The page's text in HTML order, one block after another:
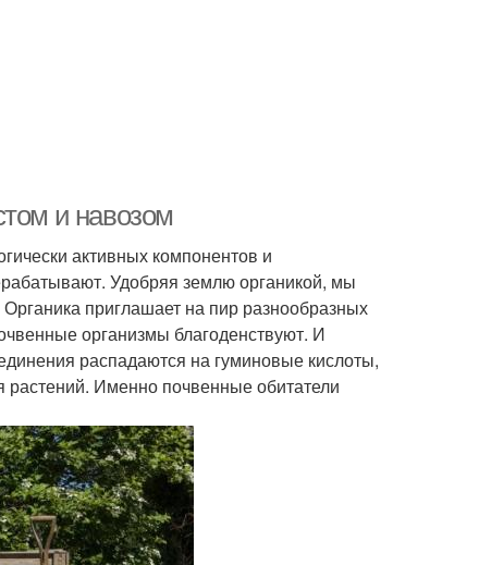
и навозом
активных компонентов и
Удобряя землю органикой, мы
приглашает на пир разнообразных
организмы благоденствуют. И
распадаются на гуминовые кислоты,
Именно почвенные обитатели